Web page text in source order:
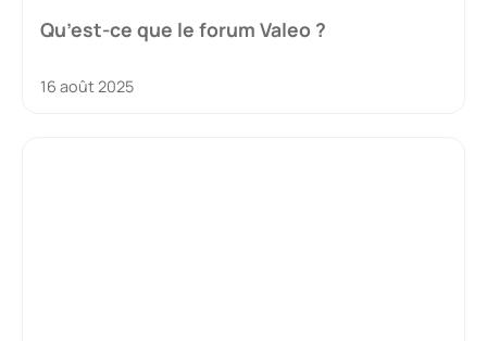
Qu’est-ce que le forum Valeo ?
16 août 2025